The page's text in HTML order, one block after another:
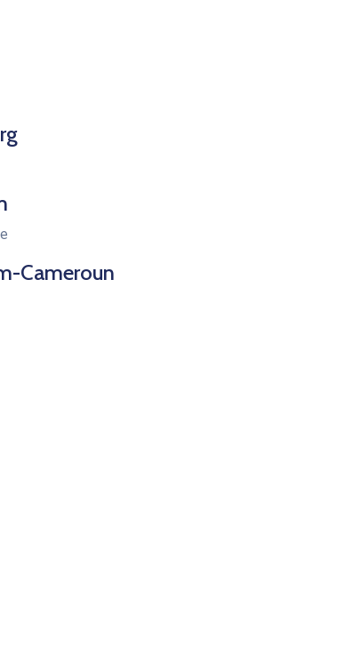
Cameroun